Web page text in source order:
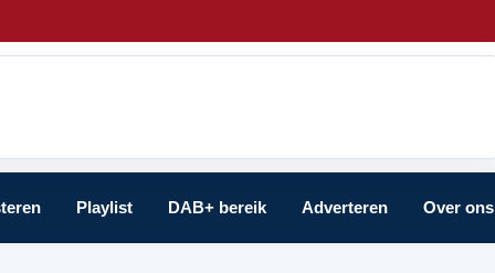
Playlist DAB+ bereik Adverteren Over ons